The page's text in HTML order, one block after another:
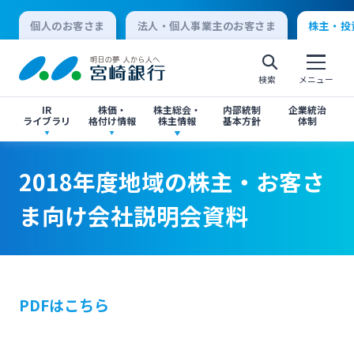
個人のお客さま 法人・個人事業主のお客さま 株主・
検索 メニュー
IR
ライブラリ
株価・
格付け情報
株主総会・
株主情報
内部統制
基本方針
企業統治
体制
決算短信
有価証券報告書・四半期報告書
株価情報
格付け情報
株主総会のご案内
中間配当のご案内
2018年度地域の株主・お客さま向け会社説明
会資料
閉じる
2018年度地域の株主・お客さま向け会社説明
会資料
閉じる
個人向けインターネットバンキング
ログオン
法人向けインターネットバンキング
2018年度地域の株主・お客さ
ま向け会社説明会資料
PDFはこちら